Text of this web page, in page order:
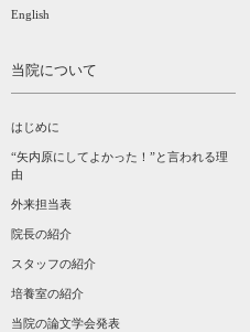
English
当院について
はじめに
“矢内原にしてよかった！”と言われる理
由
外来担当表
院長の紹介
スタッフの紹介
培養室の紹介
当院の論文学会発表